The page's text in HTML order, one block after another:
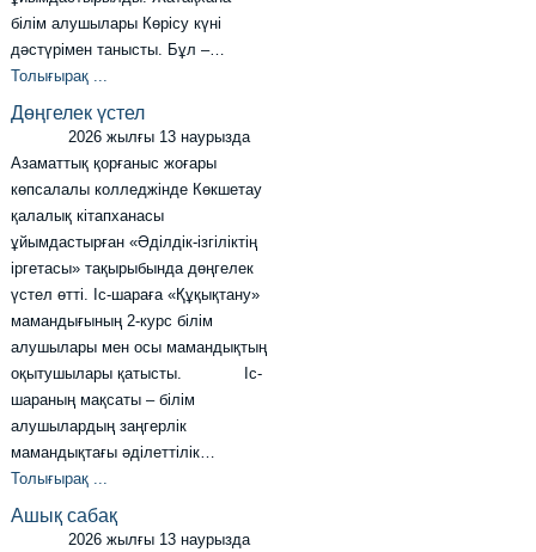
білім алушылары Көрісу күні
дәстүрімен танысты. Бұл –…
Толығырақ ...
Дөңгелек үстел
2026 жылғы 13 наурызда
Азаматтық қорғаныс жоғары
көпсалалы колледжінде Көкшетау
қалалық кітапханасы
ұйымдастырған «Әділдік-ізгіліктің
іргетасы» тақырыбында дөңгелек
үстел өтті. Іс-шараға «Құқықтану»
мамандығының 2-курс білім
алушылары мен осы мамандықтың
оқытушылары қатысты. Іс-
шараның мақсаты – білім
алушылардың заңгерлік
мамандықтағы әділеттілік…
Толығырақ ...
Ашық сабақ
2026 жылғы 13 наурызда